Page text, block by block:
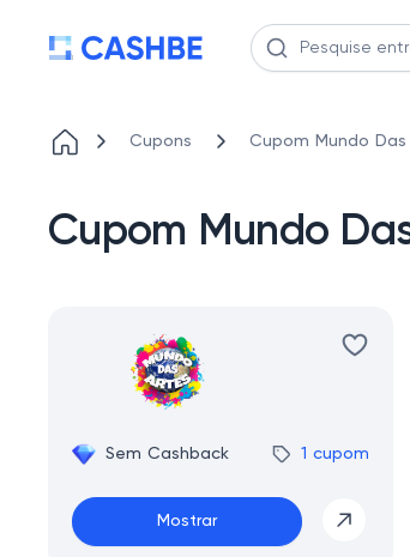
Cupons Cupom Mundo Das
Cupom Mundo
Sem Cashback 1 cupom
Mostrar